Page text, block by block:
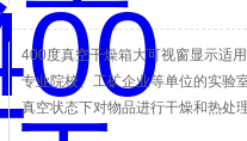
400度真空干燥箱大可视窗显示适用
专业院校、工矿企业等单位的实验
真空状态下对物品进行干燥和热处理